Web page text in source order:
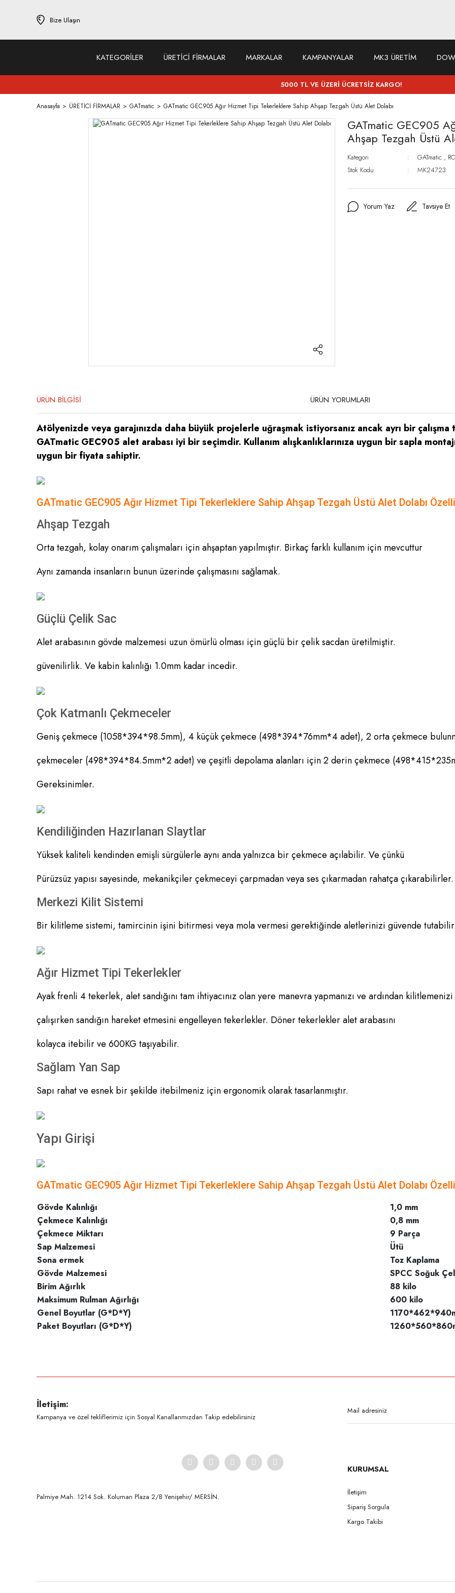
Bize Ulaşın
KATEGORİLER ÜRETİCİ FİRMALAR MARKALAR KAMPANYALAR MK3 ÜRETİM
5000 TL VE ÜZERİ ÜCRETSİZ KARGO!
Anasayfa ÜRETİCİ FİRMALAR GATmatic GATmatic GEC905 Ağır Hizmet Tipi Tekerleklere Sahip Ahşap Tezgah Üstü Alet Dolabı
GATmatic GEC905
Ahşap Tezgah Üstü
Kategori GATmatic ,
Stok Kodu
MK24723
Yorum Yaz Tavsiye Et
ÜRÜN BİLGİSİ ÜRÜN YORUMLARI
Atölyenizde veya garajınızda daha büyük projelerle uğraşmak istiyorsanız ancak ayrı bir
GATmatic GEC905 alet arabası iyi bir seçimdir. Kullanım alışkanlıklarınıza uygun bir sapla
uygun bir fiyata sahiptir.
GATmatic GEC905 Ağır Hizmet Tipi Tekerleklere Sahip Ahşap Tezgah Üstü Alet Dolabı
Ahşap Tezgah
Orta tezgah, kolay onarım çalışmaları için ahşaptan yapılmıştır. Birkaç farklı kullanım için mevcuttur
Aynı zamanda insanların bunun üzerinde çalışmasını sağlamak.
Güçlü Çelik Sac
Alet arabasının gövde malzemesi uzun ömürlü olması için güçlü bir çelik sacdan üretilmiştir.
güvenilirlik. Ve kabin kalınlığı 1.0mm kadar incedir.
Çok Katmanlı Çekmeceler
Geniş çekmece (1058*394*98.5mm), 4 küçük çekmece (498*394*76mm*4 adet), 2 orta çekmece
çekmeceler (498*394*84.5mm*2 adet) ve çeşitli depolama alanları için 2 derin çekmece
Gereksinimler.
Kendiliğinden Hazırlanan Slaytlar
Yüksek kaliteli kendinden emişli sürgülerle aynı anda yalnızca bir çekmece açılabilir. Ve çünkü
Pürüzsüz yapısı sayesinde, mekanikçiler çekmeceyi çarpmadan veya ses çıkarmadan rahatça çıkarabilirler.
Merkezi Kilit Sistemi
Bir kilitleme sistemi, tamircinin işini bitirmesi veya mola vermesi gerektiğinde aletlerinizi güvende tutabilir.
Ağır Hizmet Tipi Tekerlekler
Ayak frenli 4 tekerlek, alet sandığını tam ihtiyacınız olan yere manevra yapmanızı ve ardından
çalışırken sandığın hareket etmesini engelleyen tekerlekler. Döner tekerlekler alet arabasını
kolayca itebilir ve 600KG taşıyabilir.
Sağlam Yan Sap
Sapı rahat ve esnek bir şekilde itebilmeniz için ergonomik olarak tasarlanmıştır.
Yapı Girişi
GATmatic GEC905 Ağır Hizmet Tipi Tekerleklere Sahip Ahşap Tezgah Üstü Alet Dolabı
Gövde Kalınlığı
1,0 mm
Çekmece Kalınlığı
0,8 mm
Çekmece Miktarı
9 Parça
Sap Malzemesi
Ütü
Sona ermek
Toz Kaplama
Gövde Malzemesi
SPCC Soğuk
Birim Ağırlık
88 kilo
Maksimum Rulman Ağırlığı
600 kilo
Genel Boyutlar (G*D*Y)
Paket Boyutları (G*D*Y)
Ürün açıklamasında eksik bilgiler bulunuyor.
Ürün bilgilerinde hatalar bulunuyor.
İletişim:
Kampanya ve özel tekliflerimiz için Sosyal Kanallarımızdan Takip edebilirsiniz
Palmiye Mah. 1214 Sok. Koluman Plaza 2/B Yenişehir/ MERSİN.ㅤㅤㅤㅤㅤㅤㅤㅤㅤㅤㅤㅤㅤㅤㅤㅤㅤㅤㅤㅤㅤㅤㅤㅤㅤㅤㅤㅤㅤㅤㅤㅤㅤㅤㅤ ㅤㅤㅤㅤㅤㅤㅤㅤㅤㅤ
KURUMSAL
İletişim
Sipariş Sorgula
Kargo Takibi